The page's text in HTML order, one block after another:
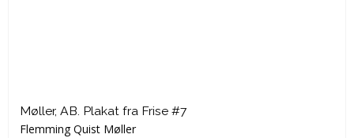
Møller, AB. Plakat fra Frise #7
Flemming Quist Møller